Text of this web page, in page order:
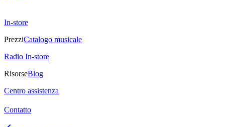
In-store
PrezziCatalogo musicale
Radio In-store
RisorseBlog
Centro assistenza
Contatto